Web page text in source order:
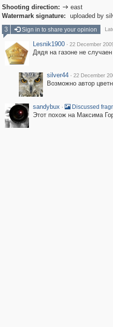
Shooting direction:  east
Watermark signature:
uploaded by
3
Sign in to share your opinion
Lesnik1900 · 22 December
Дядя на газоне не
silver44 · 22 December
Возможно автор
sandybux · Discussed
Этот похож на Максима